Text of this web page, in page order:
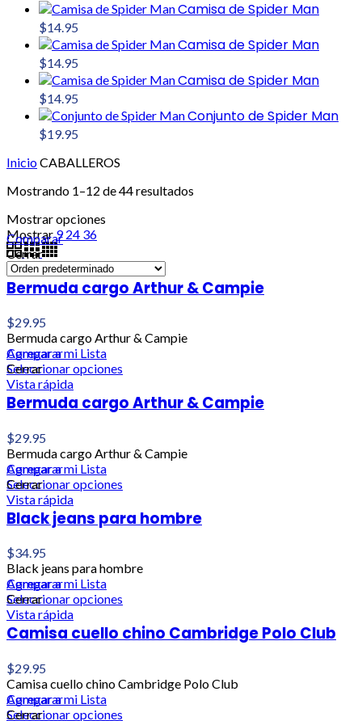
Camisa de Spider Man
$14.95
Camisa de Spider Man
$14.95
Camisa de Spider Man
$14.95
Conjunto de Spider Man
$19.95
InicioCABALLEROS
Mostrando 1–12 de 44 resultados
Mostrar opciones
Mostrar9 24 36
Comparar
Cerrar
Bermuda cargo Arthur & Campie
$29.95
Bermuda cargo Arthur & Campie
Agregar a mi Lista
Seleccionar opciones
Vista rápida
Comparar
Cerrar
Bermuda cargo Arthur & Campie
$29.95
Bermuda cargo Arthur & Campie
Agregar a mi Lista
Seleccionar opciones
Vista rápida
Comparar
Cerrar
Black jeans para hombre
$34.95
Black jeans para hombre
Agregar a mi Lista
Seleccionar opciones
Vista rápida
Comparar
Cerrar
Camisa cuello chino Cambridge Polo Club
$29.95
Camisa cuello chino Cambridge Polo Club
Agregar a mi Lista
Seleccionar opciones
Comparar
Cerrar